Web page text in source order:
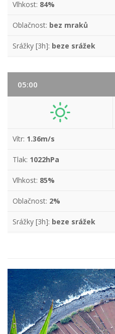
Vlhkost: 84%
Oblačnost: bez mraků
Srážky [3h]: beze srážek
05:00
Vítr: 1.36m/s
Tlak: 1022hPa
Vlhkost: 85%
Oblačnost: 2%
Srážky [3h]: beze srážek